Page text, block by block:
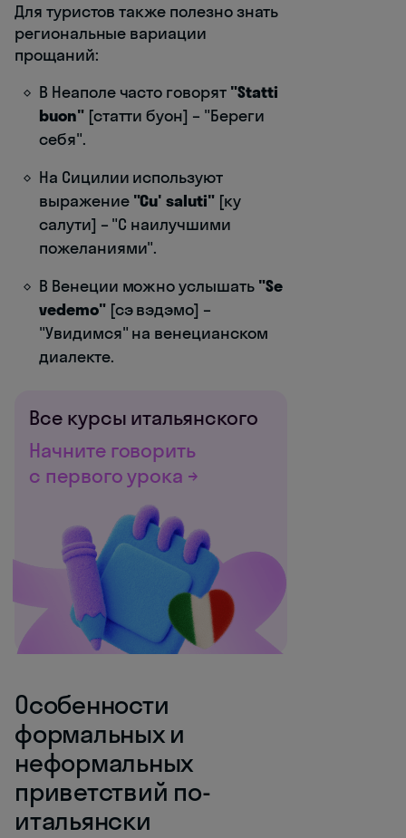
Для туристов также полезно знать
региональные вариации
прощаний:
В Неаполе часто говорят "Statti
buon"[статти буон] – "Береги
себя".
На Сицилии используют
выражение "Cu' saluti"[ку
салути] – "С наилучшими
пожеланиями".
В Венеции можно услышать "Se
vedemo"[сэ вэдэмо] –
"Увидимся" на венецианском
диалекте.
Все курсы итальянского
Начните говорить
с первого урока →
Особенности
формальных и
неформальных
приветствий по-
итальянски